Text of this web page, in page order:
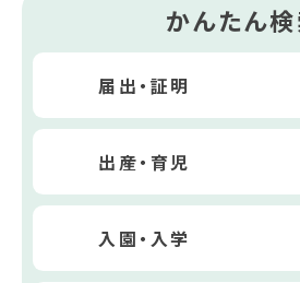
かんたん
届出・証明
出産・育児
入園・入学